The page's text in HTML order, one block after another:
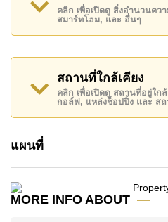
location convenient to most
Thai and Western
options.
Property Details:
- Bedrooms: 2. With a small
to create a 3rd bedroom also
- Bathrooms: 2
- House Size: 130m²
- Land Plot: 346m²
-Ownership: Thai Company
prime Pattaya location.
คลิก เพื่อเปิดดู สิ่งอำนวนคว
สมาร์ทโฮม, และ อื่นๆ
สถานที่ใกล้เคียง
คลิก เพื่อเปิดดู สถานที่อยู่ใก
กอล์ฟ, แหล่งช็อปปิ้ง และ ส
แผนที่
MORE INFO ABOUT